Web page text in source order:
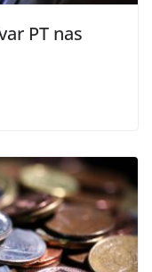
PT nas